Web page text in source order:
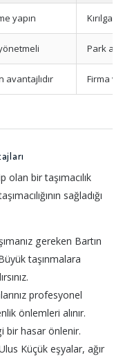
yapın
Park
avantajlıdır Firma
bir taşımacılık
sağladığı
gereken Bartın
taşınmalara
profesyonel
önlemleri alınır.
bir hasar önlenir.
Küçük eşyalar, ağır